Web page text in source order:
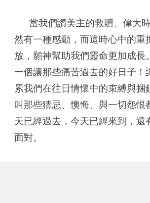
當我們讚美主的救贖、偉大
然有一種感動，而這時心中的重
放，願神幫助我們靈命更加成長
一個讓那些痛苦過去的好日子！
累我們在往日情懷中的束縛與捆
叫那些猜忌、懊悔、與一切怨恨
天已經過去，今天已經來到，還
面對。